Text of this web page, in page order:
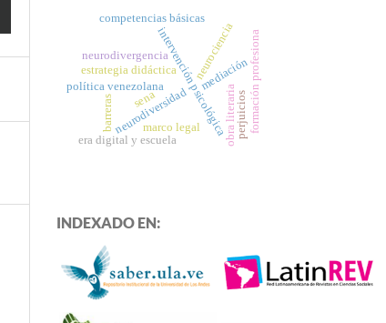
intervención psicológica
política venezolana
neurodivergencia
neurodiversidad
competencias básicas
neurociencia
mediación
estrategia didáctica
obra literaria formación profesiona
sena
marco legal
barreras
era digital y escuela
perjuicios
INDEXADO EN: